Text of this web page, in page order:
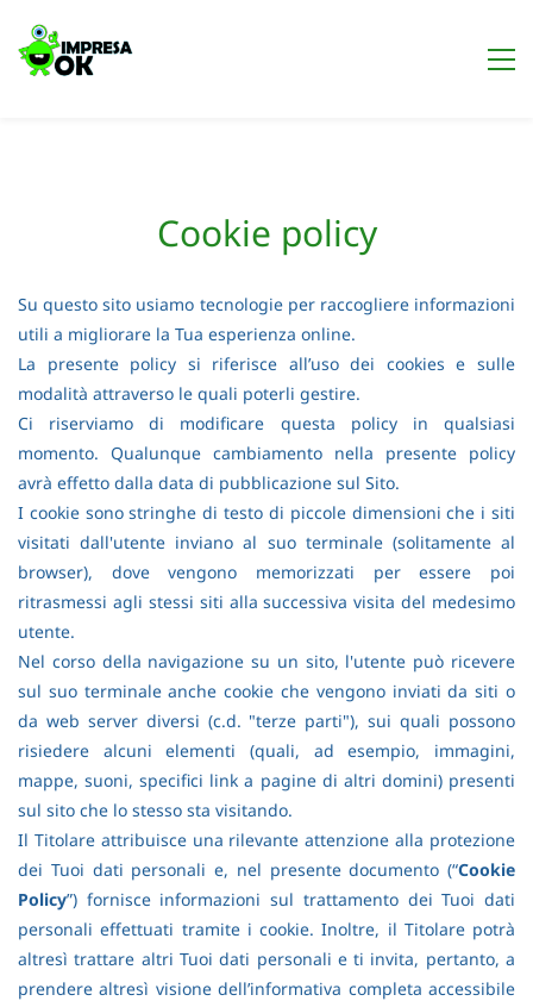
Cookie policy
Su questo sito usiamo tecnologie per raccogliere informazioni
utili a migliorare la Tua esperienza online.
La presente policy si riferisce all’uso dei cookies e sulle
modalità attraverso le quali poterli gestire.
Ci riserviamo di modificare questa policy in qualsiasi
momento. Qualunque cambiamento nella presente policy
avrà effetto dalla data di pubblicazione sul Sito.
I cookie sono stringhe di testo di piccole dimensioni che i siti
visitati dall'utente inviano al suo terminale (solitamente al
browser), dove vengono memorizzati per essere poi
ritrasmessi agli stessi siti alla successiva visita del medesimo
utente.
Nel corso della navigazione su un sito, l'utente può ricevere
sul suo terminale anche cookie che vengono inviati da siti o
da web server diversi (c.d. "terze parti"), sui quali possono
risiedere alcuni elementi (quali, ad esempio, immagini,
mappe, suoni, specifici link a pagine di altri domini) presenti
sul sito che lo stesso sta visitando.
Il Titolare attribuisce una rilevante attenzione alla protezione
dei Tuoi dati personali e, nel presente documento (“Cookie
Policy”) fornisce informazioni sul trattamento dei Tuoi dati
personali effettuati tramite i cookie. Inoltre, il Titolare potrà
altresì trattare altri Tuoi dati personali e ti invita, pertanto, a
prendere altresì visione dell’informativa completa accessibile